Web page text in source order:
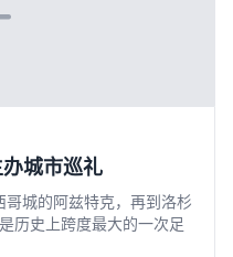
城市巡礼
城的阿兹特克，再到洛杉
历史上跨度最大的一次足